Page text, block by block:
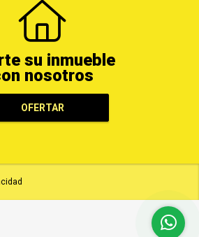
su inmueble
nosotros
OFERTAR